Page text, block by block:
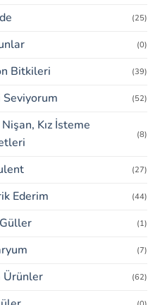
(25)
(0)
Bitkileri (39)
Seviyorum (52)
Kız İsteme
(8)
(27)
Ederim (44)
(1)
(7)
Ürünler (62)